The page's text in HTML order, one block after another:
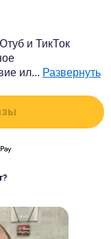
и ТикТок
ил... Развернуть